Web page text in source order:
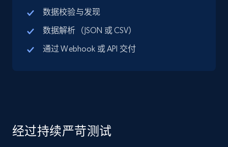
数据校验与发现
数据解析（JSON 或 CSV）
通过 Webhook 或 API 交付
经过持续严苛测试